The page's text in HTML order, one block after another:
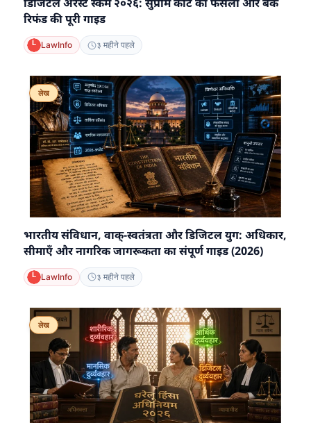
रिफंड की पूरी गाइड
LawInfo ३ महीने पहले
लेख
भारतीय संविधान, वाक्-स्वतंत्रता और डिजिटल युग: अधिकार,
सीमाएँ और नागरिक जागरूकता का संपूर्ण गाइड (2026)
LawInfo ३ महीने पहले
लेख